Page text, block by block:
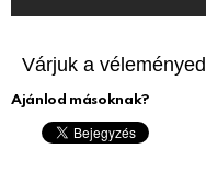
Várjuk a véleményed
Ajánlod másoknak?